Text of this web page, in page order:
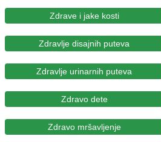
Zdrave i jake kosti
Zdravlje disajnih puteva
Zdravlje urinarnih puteva
Zdravo dete
Zdravo mršavljenje